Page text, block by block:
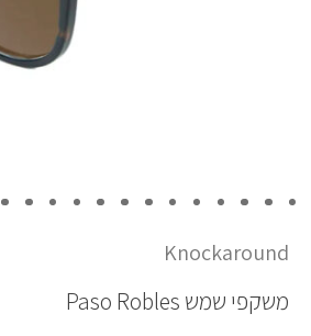
Knockaround
משקפי שמש Paso Robles